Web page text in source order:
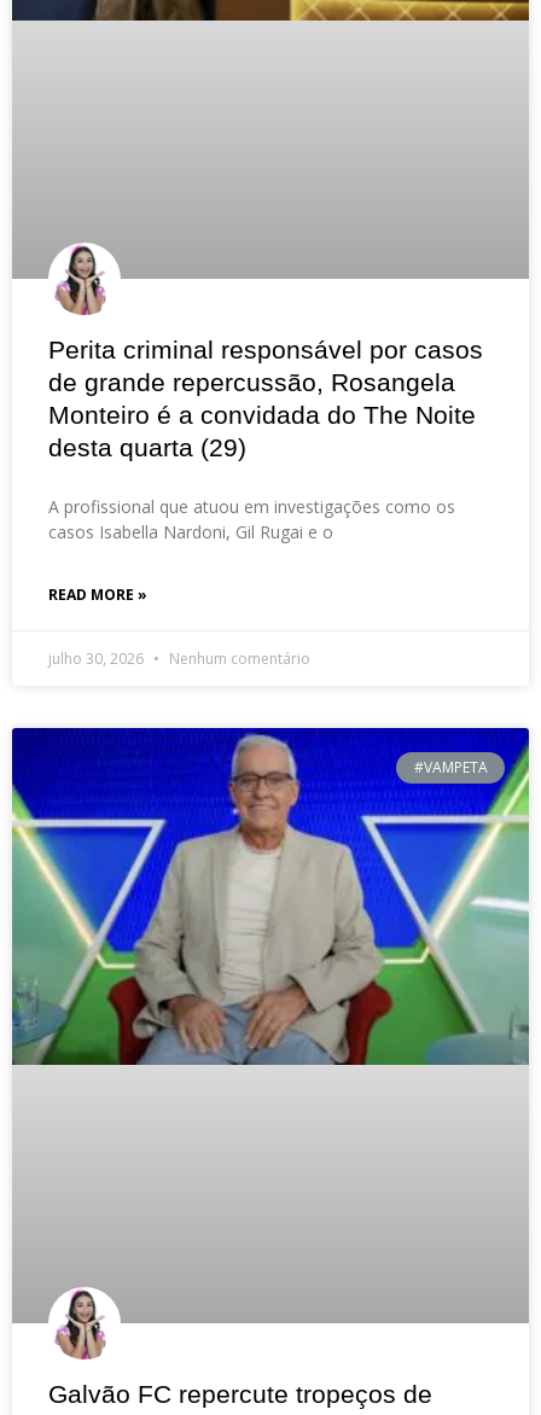
Perita criminal responsável por casos
de grande repercussão, Rosangela
Monteiro é a convidada do The Noite
desta quarta (29)
A profissional que atuou em investigações como os
casos Isabella Nardoni, Gil Rugai e o
READ MORE »
julho 30, 2026 Nenhum comentário
#VAMPETA
Galvão FC repercute tropeços de